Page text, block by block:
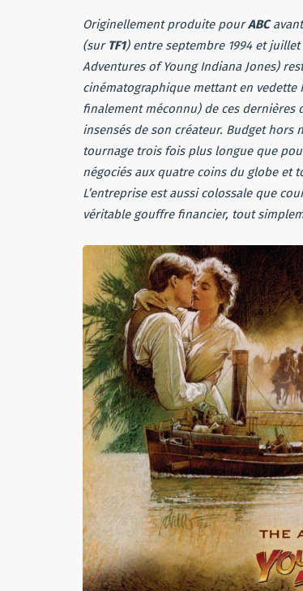
Originellement produite pourABCavant
(sur TF1) entre septembre 1994 et juillet
Adventures of Young Indiana Jones)
cinématographique mettant en vedette
finalement méconnu) de ces dernières
insensés de son créateur. Budget hors
tournage trois fois plus longue que
négociés aux quatre coins du globe et
L’entreprise est aussi colossale que
véritable gouffre financier, tout